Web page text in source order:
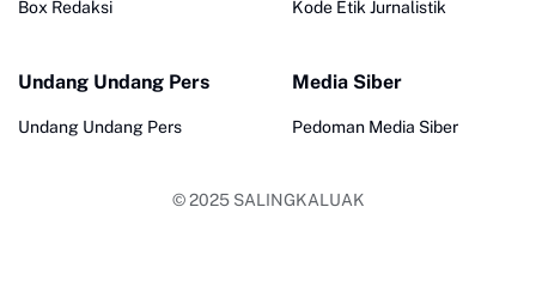
Box Redaksi Kode Etik Jurnalistik
Undang Undang Pers
Undang Undang Pers
Media Siber
Pedoman Media Siber
© 2025 SALINGKALUAK